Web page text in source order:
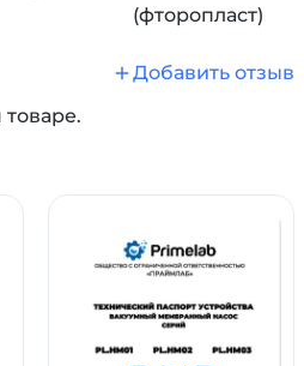
мм
150×100×50 мм
0% 0% / auto repeat
margin: 32px 0px; display:
cjk-patch, Inter, system-ui,
'Segoe UI', Rob
(фторопласт)
Добавить отзыв